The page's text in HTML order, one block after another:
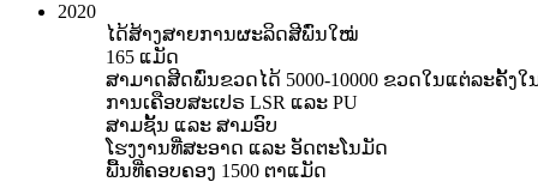
2020
ໄດ້ສ້າງສາຍການຜະລິດສີພົ່ນໃໝ່
165 ແມັດ
ສາມາດສີດພົ່ນຂວດໄດ້ 5000-10000 ຂວດໃນແຕ່ລະຄັ້ງ
ການເຄືອບສະເປຣ LSR ແລະ PU
ສາມຊັ້ນ ແລະ ສາມອົບ
ໂຮງງານທີ່ສະອາດ ແລະ ອັດຕະໂນມັດ
ພື້ນທີ່ຄອບຄອງ 1500 ຕາແມັດ